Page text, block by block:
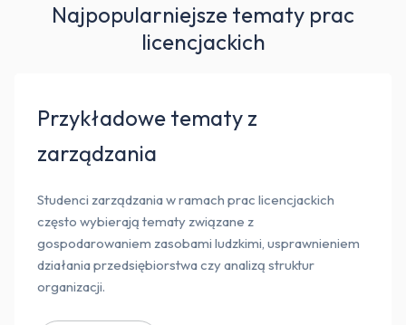
Najpopularniejsze tematy prac
licencjackich
Przykładowe tematy z
zarządzania
Studenci zarządzania w ramach prac licencjackich
często wybierają tematy związane z
gospodarowaniem zasobami ludzkimi, usprawnieniem
działania przedsiębiorstwa czy analizą struktur
organizacji.